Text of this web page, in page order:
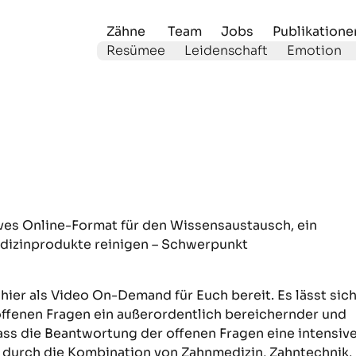
Zähne
Resümee
Leidenschaft Emotion
Team Jobs
Online-Format für den Wissensaustausch, ein
reinigen – Schwerpunkt
als Video On-Demand für Euch bereit. Es lässt sich
Fragen ein außerordentlich bereichernder und
die Beantwortung der offenen Fragen eine
die Kombination von Zahnmedizin, Zahntechnik,